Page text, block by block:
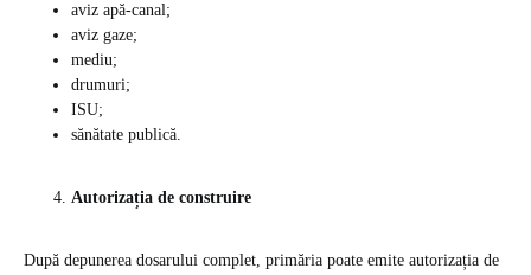
aviz apă-canal;
aviz gaze;
mediu;
drumuri;
ISU;
sănătate publică.
Autorizația de construire
După depunerea dosarului complet, primăria poate emite autorizația de